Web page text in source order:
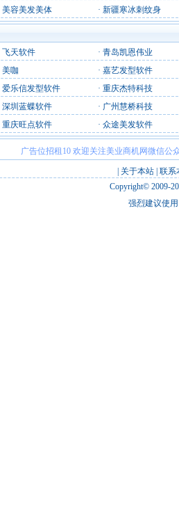
美容美发美体 · 新疆寒冰刺纹身
飞天软件 · 青岛凯恩伟业
美咖 · 嘉艺发型软件
爱乐信发型软件 · 重庆杰特科技
深圳蓝蝶软件 · 广州慧桥科技
重庆旺点软件 · 众途美发软件
广告位招租10 欢迎关注美业商机网微信公
关于本站 联系
Copyright© 2009-
强烈建议使